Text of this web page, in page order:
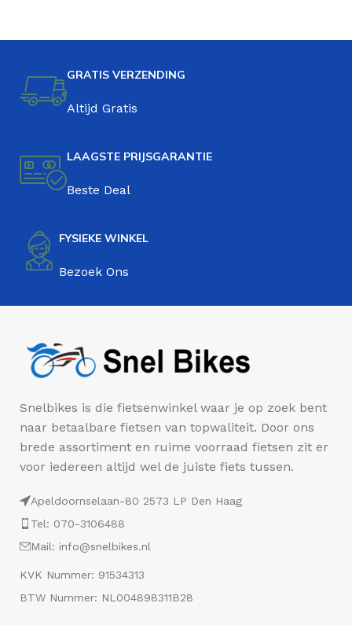
GRATIS VERZENDING
Altijd Gratis
LAAGSTE PRIJSGARANTIE
Beste Deal
FYSIEKE WINKEL
Bezoek Ons
Snelbikes is die fietsenwinkel waar je op zoek bent
naar betaalbare fietsen van topwaliteit. Door ons
brede assortiment en ruime voorraad fietsen zit er
voor iedereen altijd wel de juiste fiets tussen.
Apeldoornselaan-80 2573 LP Den Haag
Tel: 070-3106488
Mail: info@snelbikes.nl
KVK Nummer: 91534313
BTW Nummer: NL004898311B28